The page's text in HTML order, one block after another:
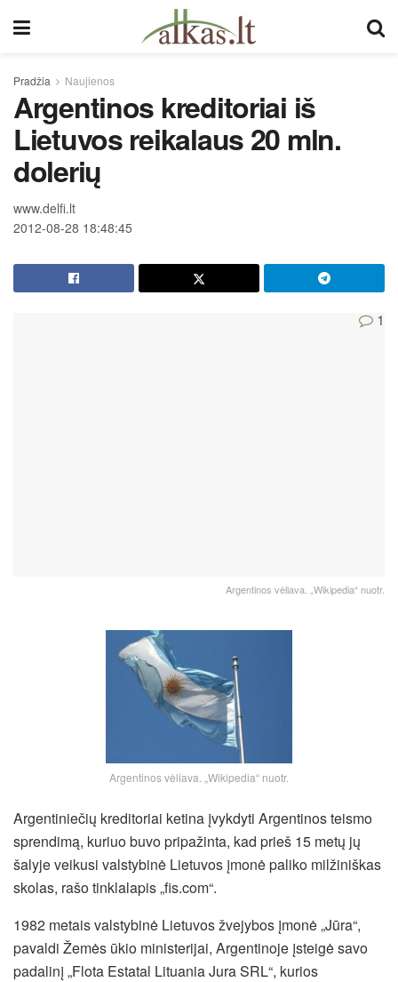
Pradžia Naujienos
Argentinos kreditoriai iš
Lietuvos reikalaus 20 mln.
dolerių
www.delfi.lt
2012-08-28 18:48:45
1
Argentinos vėliava. „Wikipedia“ nuotr.
Argentinos vėliava. „Wikipedia“ nuotr.
Argentiniečių kreditoriai ketina įvykdyti Argentinos teismo
sprendimą, kuriuo buvo pripažinta, kad prieš 15 metų jų
šalyje veikusi valstybinė Lietuvos įmonė paliko milžiniškas
skolas, rašo tinklalapis „fis.com“.
1982 metais valstybinė Lietuvos žvejybos įmonė „Jūra“,
pavaldi Žemės ūkio ministerijai, Argentinoje įsteigė savo
padalinį „Flota Estatal Lituania Jura SRL“, kurios